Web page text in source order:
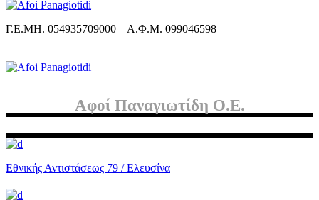
Γ.Ε.ΜΗ. 054935709000 – Α.Φ.Μ. 099046598
Αφοί Παναγιωτίδη Ο.Ε.
Εθνικής Αντιστάσεως 79 / Ελευσίνα